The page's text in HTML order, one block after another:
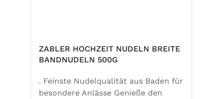
ZABLER HOCHZEIT NUDELN BREITE
BANDNUDELN 500G
. Feinste Nudelqualität aus Baden für
besondere Anlässe Genieße den